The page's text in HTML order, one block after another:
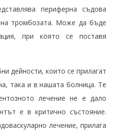
периферна съдова
на тромбозата. Може да бъде
при която се поставя
дейности, които се прилагат
така и в нашата болница. Те
лечение не е дало
е в критично състояние.
лечение, прилага